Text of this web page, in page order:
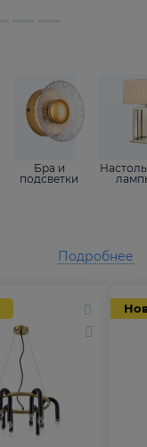
Бра и
подсветки
Подробнее